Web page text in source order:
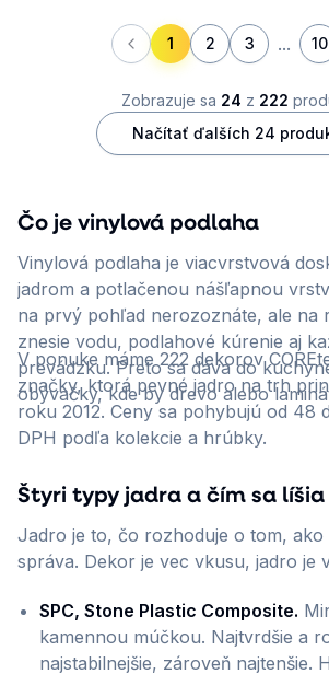
1 2 3 ... 10
Zobrazuje sa 24 z 222
Načítať ďalších 24
Čo je vinylová podlaha
Vinylová podlaha je viacvrstvová
jadrom a potlačenou nášľapnou
na prvý pohľad nerozoznáte, ale na
znesie vodu, podlahové kúrenie aj
prevádzku. Preto sa dáva do
obývačky, kde by drevo alebo
V ponuke máme 222 dekorov
značky, ktorá pevné jadro na trh
roku 2012. Ceny sa pohybujú od 48
DPH podľa kolekcie a hrúbky.
Štyri typy jadra a čím sa líšia
Jadro je to, čo rozhoduje o tom, ako
správa. Dekor je vec vkusu, jadro je
SPC, Stone Plastic Composite.
kamennou múčkou. Najtvrdšie a
najstabilnejšie, zároveň najtenšie.